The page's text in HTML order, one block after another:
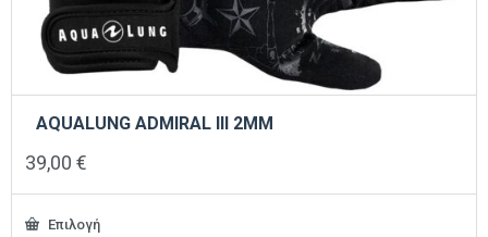
AQUALUNG ADMIRAL III 2ΜΜ
39,00 €
Επιλογή